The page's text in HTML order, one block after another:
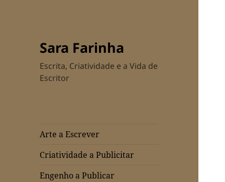
Sara Farinha
Escrita, Criatividade e a Vida de
Escritor
Arte a Escrever
Criatividade a Publicitar
Engenho a Publicar